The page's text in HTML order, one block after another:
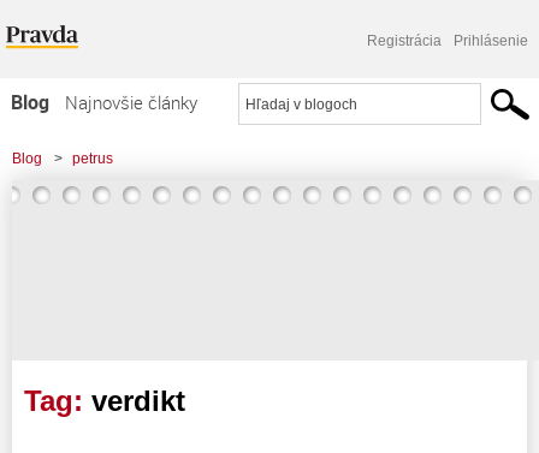
Registrácia Prihlásenie
Blog
Najnovšie články
Najčítanejšie články
Najkomentovanejšie články
Blog > petrus
Tag: verdikt